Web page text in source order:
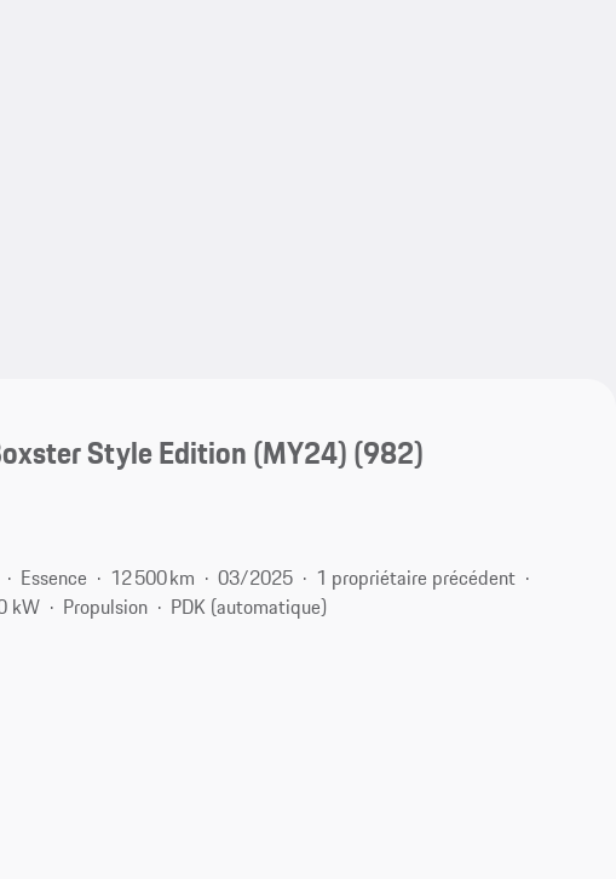
Style Edition (MY24)(982)
Essence 12 500 km 03/2025
1 propriétaire précédent
kW Propulsion
PDK (automatique)